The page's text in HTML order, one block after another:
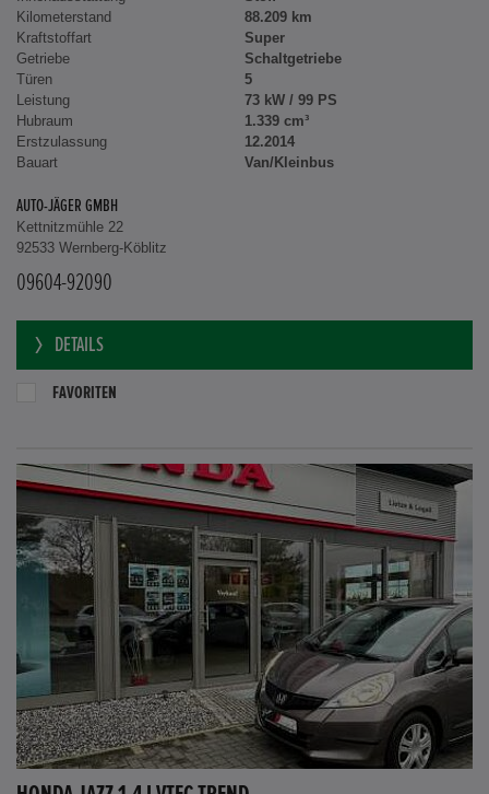
Kilometerstand
88.209 km
Kraftstoffart
Super
Getriebe
Schaltgetriebe
Türen
5
Leistung
73 kW / 99 PS
Hubraum
1.339 cm³
Erstzulassung
12.2014
Bauart
Van/Kleinbus
AUTO-JÄGER GMBH
Kettnitzmühle 22
92533 Wernberg-Köblitz
09604-92090
DETAILS
FAVORITEN